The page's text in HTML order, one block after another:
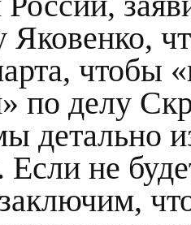
Яковенко,
чтобы
по делу
детально
не